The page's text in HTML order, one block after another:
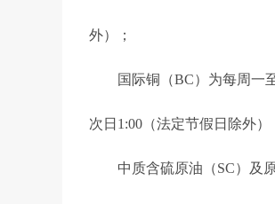
外）；
国际铜（BC）为每周一至
次日1:00（法定节假日除外）
中质含硫原油（SC）及原